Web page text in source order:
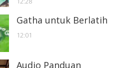
Gatha untuk Berlatih
12:01
Audio Panduan